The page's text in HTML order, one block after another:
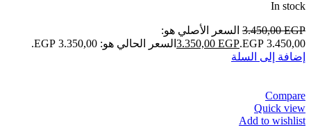
In stock
3.450,00EGP
السعر الأصلي هو:
3.450,00 EGP.
3.350,00 EGP
السعر الحالي هو: 3.350,00 EGP.
إضافة إلى السلة
Compare
Quick view
Add to wishlist